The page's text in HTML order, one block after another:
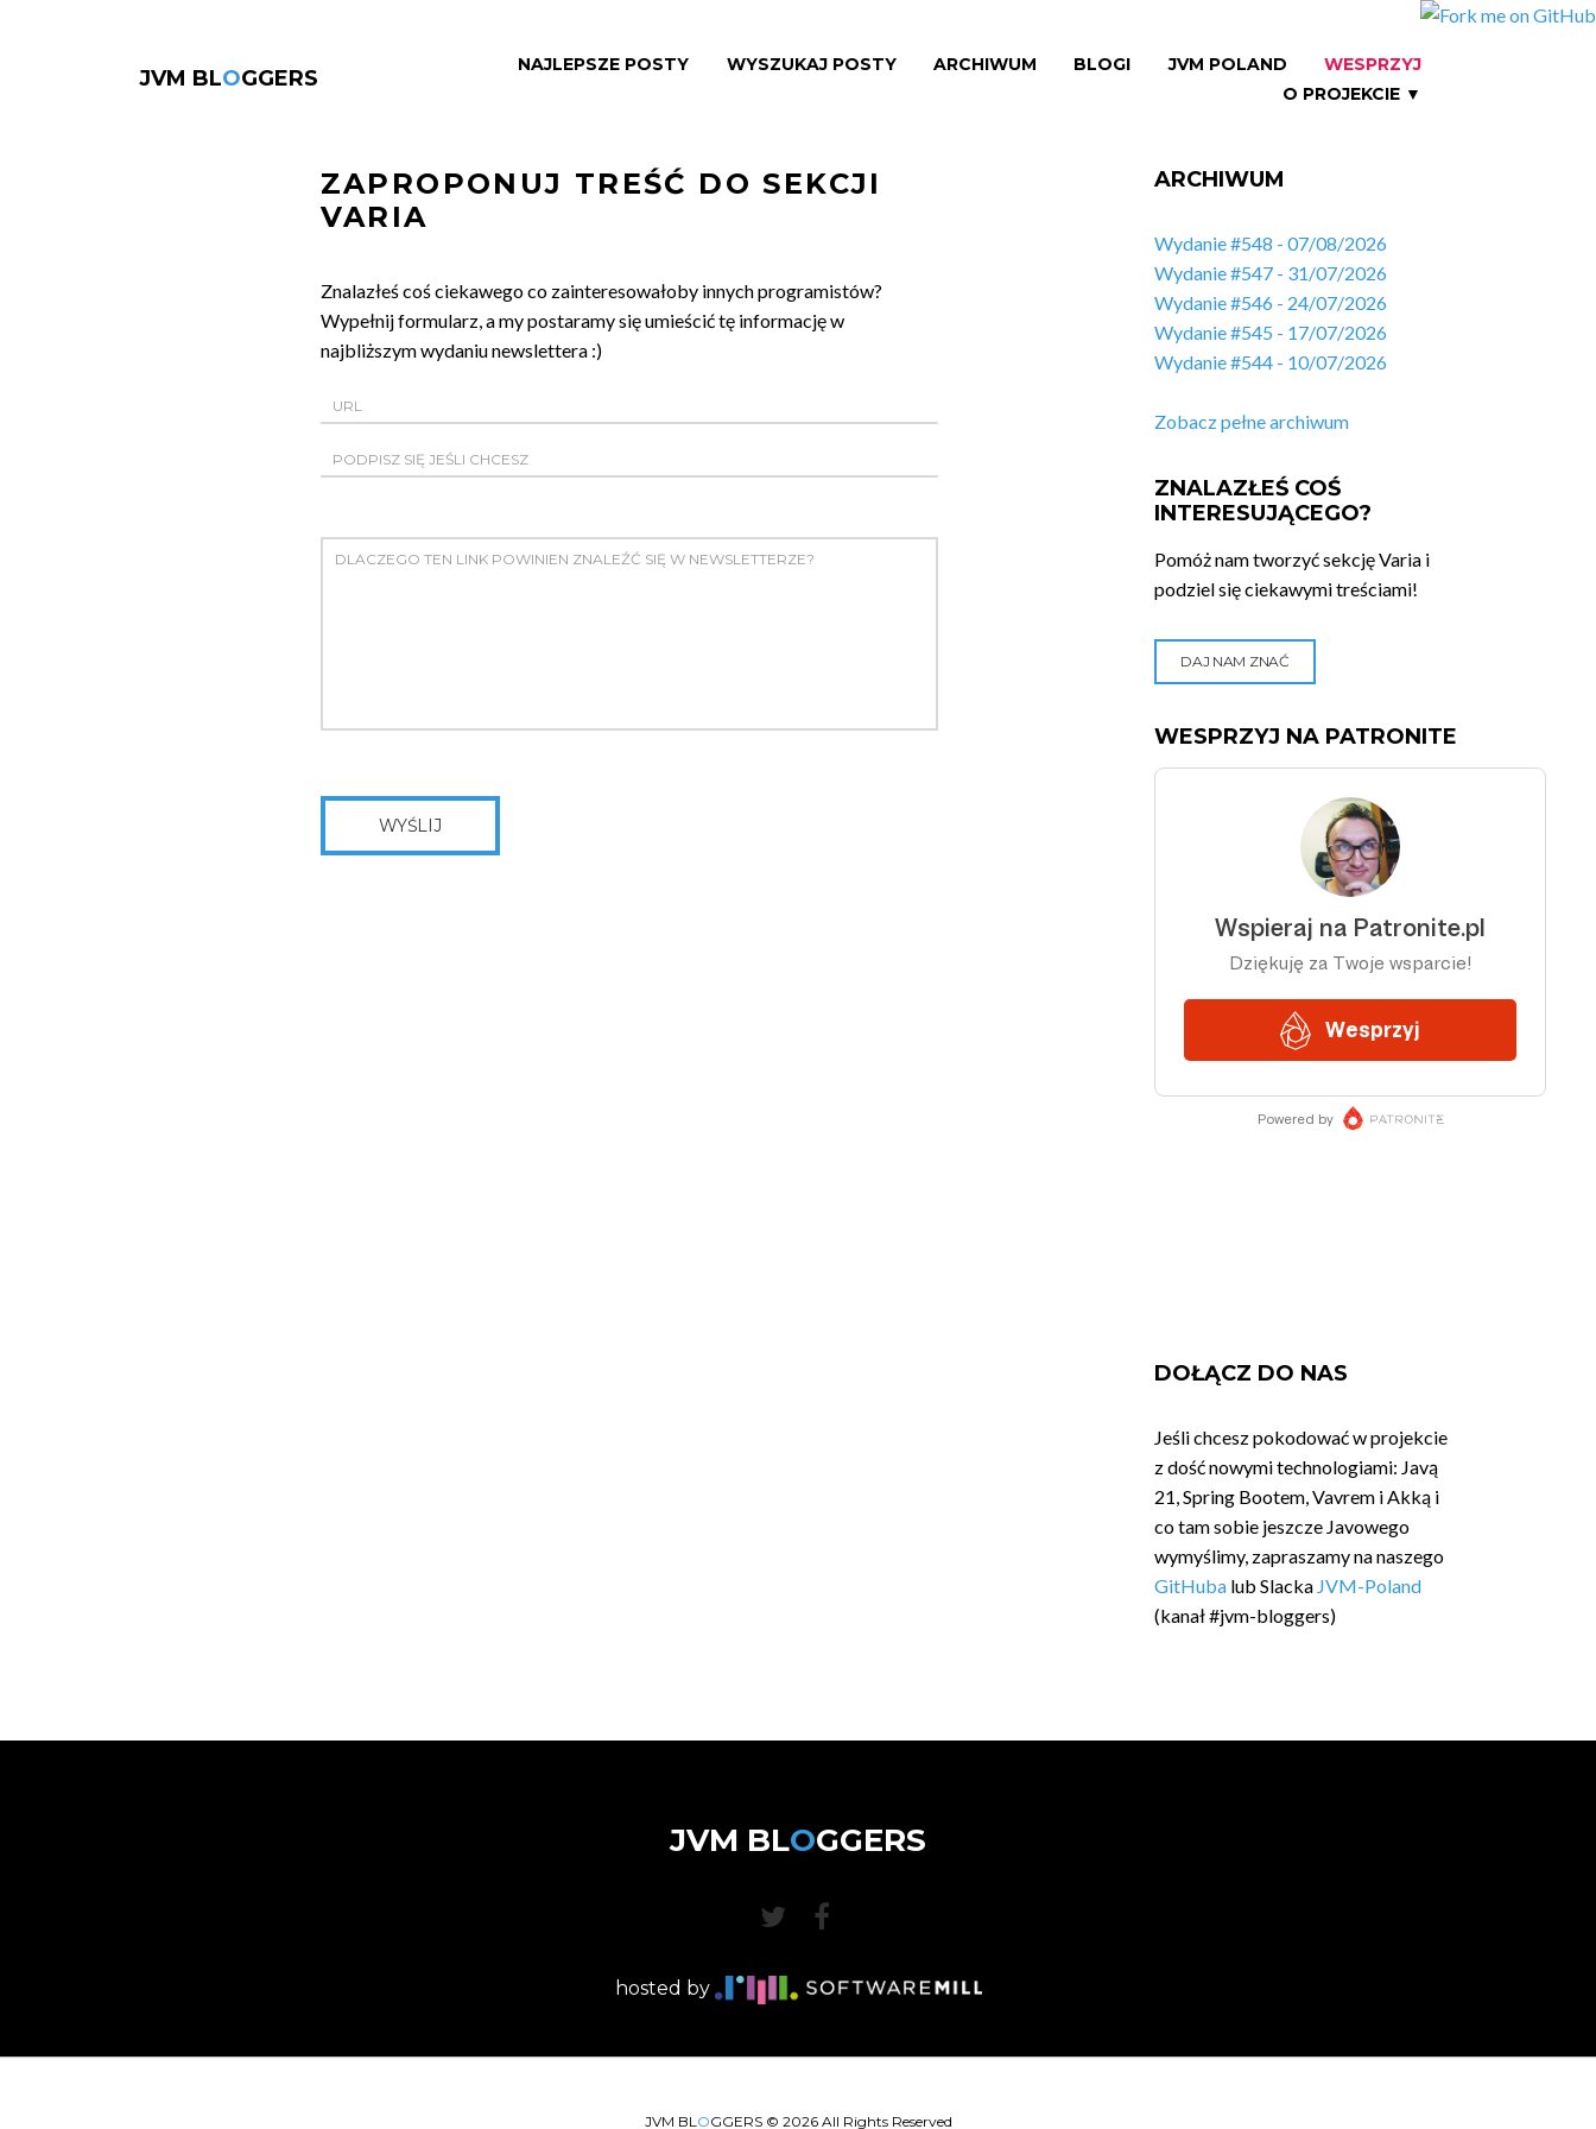
JVM BLOGGERS
NAJLEPSZE POSTY WYSZUKAJ POSTY ARCHIWUM BLOGI JVM POLAND
WESPRZYJ
O PROJEKCIE ▼
ZAPROPONUJ TREŚĆ DO SEKCJI
VARIA
Znalazłeś coś ciekawego co zainteresowałoby innych programistów?
Wypełnij formularz, a my postaramy się umieścić tę informację w
najbliższym wydaniu newslettera :)
WYŚLIJ
ARCHIWUM
Wydanie #548 - 07/08/2026
Wydanie #547 - 31/07/2026
Wydanie #546 - 24/07/2026
Wydanie #545 - 17/07/2026
Wydanie #544 - 10/07/2026
Zobacz pełne archiwum
ZNALAZŁEŚ COŚ
INTERESUJĄCEGO?
Pomóż nam tworzyć sekcję Varia i
podziel się ciekawymi treściami!
DAJ NAM ZNAĆ
WESPRZYJ NA PATRONITE
DOŁĄCZ DO NAS
Jeśli chcesz pokodować w projekcie
z dość nowymi technologiami: Javą
21, Spring Bootem, Vavrem i Akką i
co tam sobie jeszcze Javowego
wymyślimy, zapraszamy na naszego
GitHuba lub Slacka JVM-Poland
(kanał #jvm-bloggers)
JVM BLOGGERS
hosted by
JVM BLOGGERS © 2026All Rights Reserved